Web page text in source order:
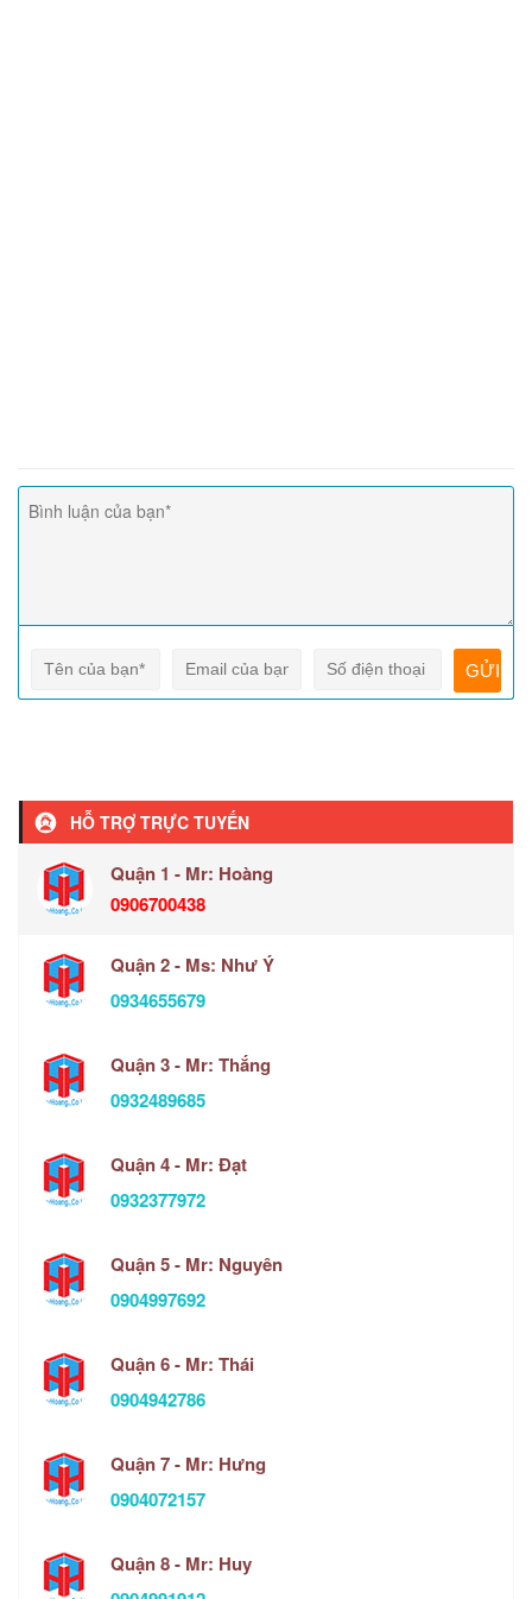
HỖ TRỢ TRỰC TUYẾN
Quận 1 - Mr: Hoàng
0906700438
Quận 2 - Ms: Như Ý
0934655679
Quận 3 - Mr: Thắng
0932489685
Quận 4 - Mr: Đạt
0932377972
Quận 5 - Mr: Nguyên
0904997692
Quận 6 - Mr: Thái
0904942786
Quận 7 - Mr: Hưng
0904072157
Quận 8 - Mr: Huy